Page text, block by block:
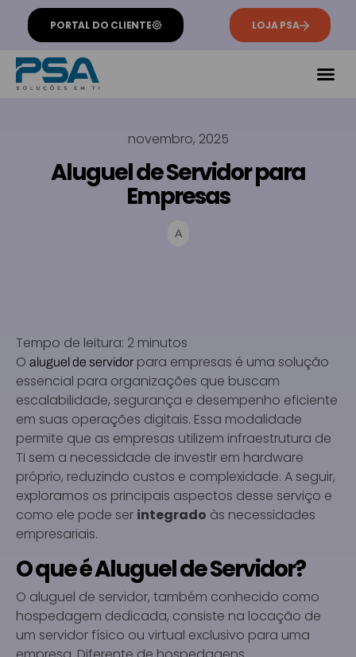
PORTAL DO CLIENTE LOJA PSA
novembro, 2025
Aluguel de Servidor para
Empresas
A
Tempo de leitura: 2 minutos
O aluguel de servidor para empresas é uma solução
essencial para organizações que buscam
escalabilidade, segurança e desempenho eficiente
em suas operações digitais. Essa modalidade
permite que as empresas utilizem infraestrutura de
TI sem a necessidade de investir em hardware
próprio, reduzindo custos e complexidade. A seguir,
exploramos os principais aspectos desse serviço e
como ele pode ser integrado às necessidades
empresariais.
O que é Aluguel de Servidor?
O aluguel de servidor, também conhecido como
hospedagem dedicada, consiste na locação de
um servidor físico ou virtual exclusivo para uma